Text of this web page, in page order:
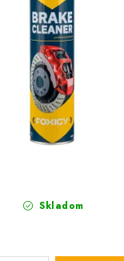
Skladom